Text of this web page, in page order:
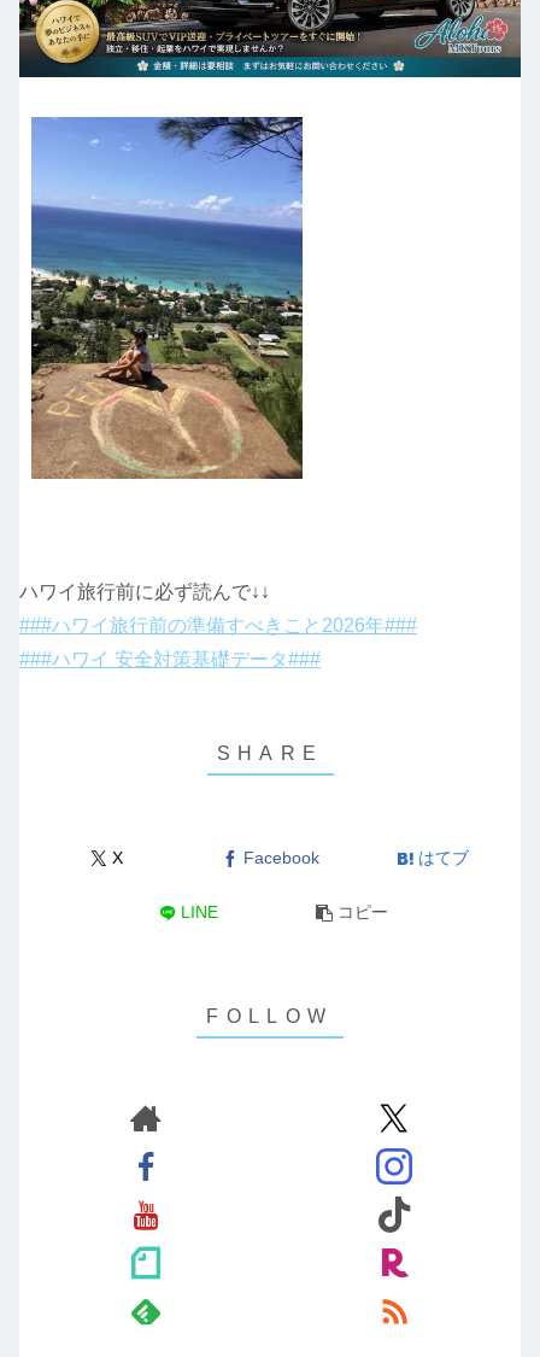
ハワイ旅行前に必ず読んで↓↓
###ハワイ旅行前の準備すべきこと2026年###
###ハワイ 安全対策基礎データ###
X Facebook はてブ
LINE コピー